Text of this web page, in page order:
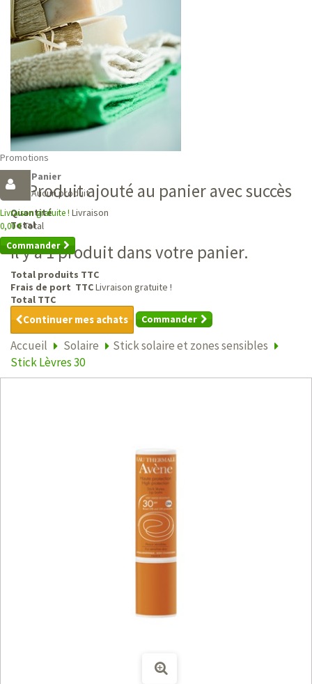
Promotions
Panier
Aucun produit
Livraison gratuite ! Livraison
0,00 €Total
Commander
Produit ajouté au panier avec succès
Quantité
Total
Il y a 1 produit dans votre panier.
Total produits TTC
Frais de port TTCLivraison gratuite !
Total TTC
Continuer mes achats Commander
Accueil Solaire
Stick solaire et zones sensibles
Stick Lèvres 30